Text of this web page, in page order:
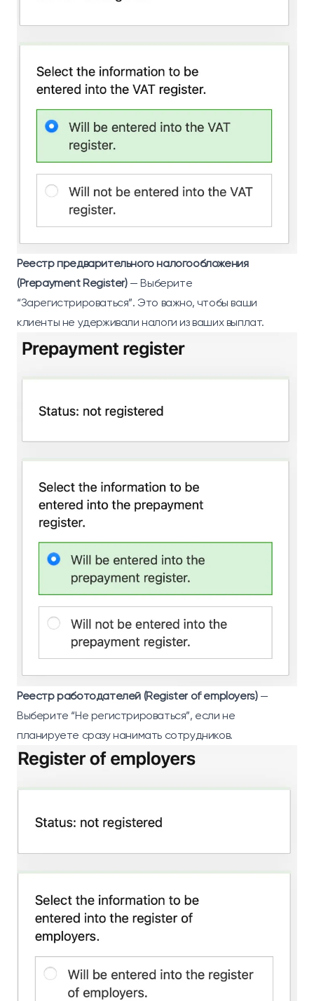
Реестр предварительного налогообложения
(Prepayment Register)— Выберите
“Зарегистрироваться”. Это важно, чтобы ваши
клиенты не удерживали налоги из ваших выплат.
Реестр работодателей (Register of employers)—
Выберите “Не регистрироваться”, если не
планируете сразу нанимать сотрудников.